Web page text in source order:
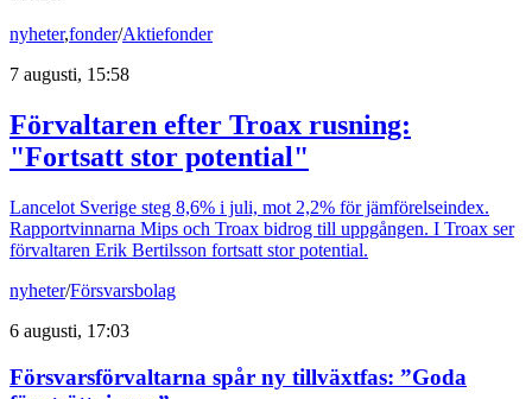
nyheter,fonder/Aktiefonder
7 augusti, 15:58
Förvaltaren efter Troax rusning:
"Fortsatt stor potential"
Lancelot Sverige steg 8,6% i juli, mot 2,2% för jämförelseindex.
Rapportvinnarna Mips och Troax bidrog till uppgången. I Troax ser
förvaltaren Erik Bertilsson fortsatt stor potential.
nyheter/Försvarsbolag
6 augusti, 17:03
Försvarsförvaltarna spår ny tillväxtfas: ”Goda